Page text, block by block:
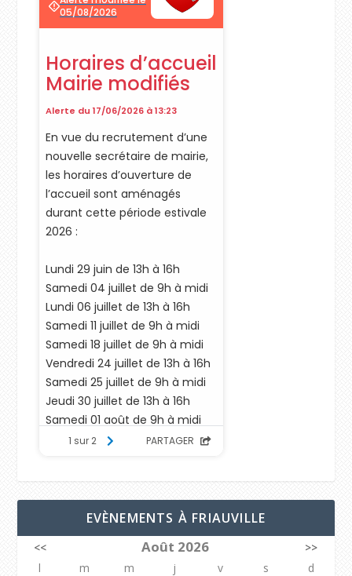
EVÈNEMENTS À FRIAUVILLE
<< Août 2026
>>
l
m m j v s
d